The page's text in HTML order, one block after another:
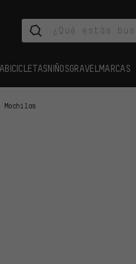
BICICLETASNIÑOSGRAVEL MARCAS
Mochilas